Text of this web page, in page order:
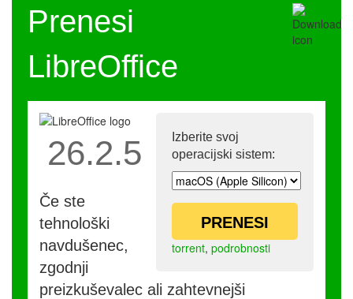
Prenesi
LibreOffice
Izberite svoj
operacijski sistem:
PRENESI
torrent, podrobnosti
26.2.5
Če ste
tehnološki
navdušenec,
zgodnji
preizkuševalec ali zahtevnejši